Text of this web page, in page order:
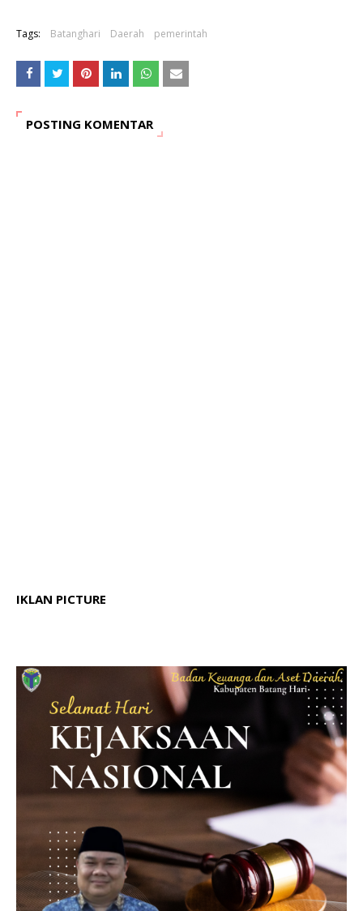
Tags: Batanghari Daerah pemerintah
POSTING KOMENTAR
IKLAN PICTURE